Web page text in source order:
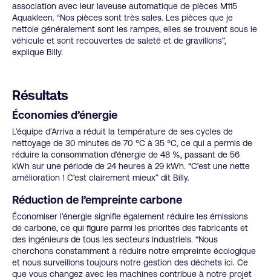
association avec leur laveuse automatique de pièces M115
Aquakleen. “Nos pièces sont très sales. Les pièces que je
nettoie généralement sont les rampes, elles se trouvent sous le
véhicule et sont recouvertes de saleté et de gravillons”,
explique Billy.
Résultats
Économies d’énergie
L’équipe d’Arriva a réduit la température de ses cycles de
nettoyage de 30 minutes de 70 °C à 35 °C, ce qui a permis de
réduire la consommation d’énergie de 48 %, passant de 56
kWh sur une période de 24 heures à 29 kWh. “C’est une nette
amélioration ! C’est clairement mieux” dit Billy.
Réduction de l’empreinte carbone
Économiser l’énergie signifie également réduire les émissions
de carbone, ce qui figure parmi les priorités des fabricants et
des ingénieurs de tous les secteurs industriels. “Nous
cherchons constamment à réduire notre empreinte écologique
et nous surveillons toujours notre gestion des déchets ici. Ce
que vous changez avec les machines contribue à notre projet